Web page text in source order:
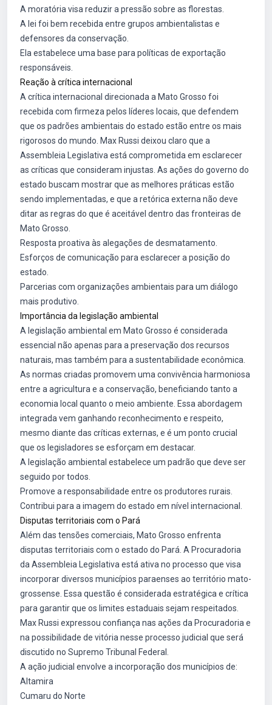
A moratória visa reduzir a pressão sobre as florestas.
A lei foi bem recebida entre grupos ambientalistas e
defensores da conservação.
Ela estabelece uma base para políticas de exportação
responsáveis.
Reação à crítica internacional
A crítica internacional direcionada a Mato Grosso foi
recebida com firmeza pelos líderes locais, que defendem
que os padrões ambientais do estado estão entre os mais
rigorosos do mundo. Max Russi deixou claro que a
Assembleia Legislativa está comprometida em esclarecer
as críticas que consideram injustas. As ações do governo do
estado buscam mostrar que as melhores práticas estão
sendo implementadas, e que a retórica externa não deve
ditar as regras do que é aceitável dentro das fronteiras de
Mato Grosso.
Resposta proativa às alegações de desmatamento.
Esforços de comunicação para esclarecer a posição do
estado.
Parcerias com organizações ambientais para um diálogo
mais produtivo.
Importância da legislação ambiental
A legislação ambiental em Mato Grosso é considerada
essencial não apenas para a preservação dos recursos
naturais, mas também para a sustentabilidade econômica.
As normas criadas promovem uma convivência harmoniosa
entre a agricultura e a conservação, beneficiando tanto a
economia local quanto o meio ambiente. Essa abordagem
integrada vem ganhando reconhecimento e respeito,
mesmo diante das críticas externas, e é um ponto crucial
que os legisladores se esforçam em destacar.
A legislação ambiental estabelece um padrão que deve ser
seguido por todos.
Promove a responsabilidade entre os produtores rurais.
Contribui para a imagem do estado em nível internacional.
Disputas territoriais com o Pará
Além das tensões comerciais, Mato Grosso enfrenta
disputas territoriais com o estado do Pará. A Procuradoria
da Assembleia Legislativa está ativa no processo que visa
incorporar diversos municípios paraenses ao território mato-
grossense. Essa questão é considerada estratégica e crítica
para garantir que os limites estaduais sejam respeitados.
Max Russi expressou confiança nas ações da Procuradoria e
na possibilidade de vitória nesse processo judicial que será
discutido no Supremo Tribunal Federal.
A ação judicial envolve a incorporação dos municípios de:
Altamira
Cumaru do Norte